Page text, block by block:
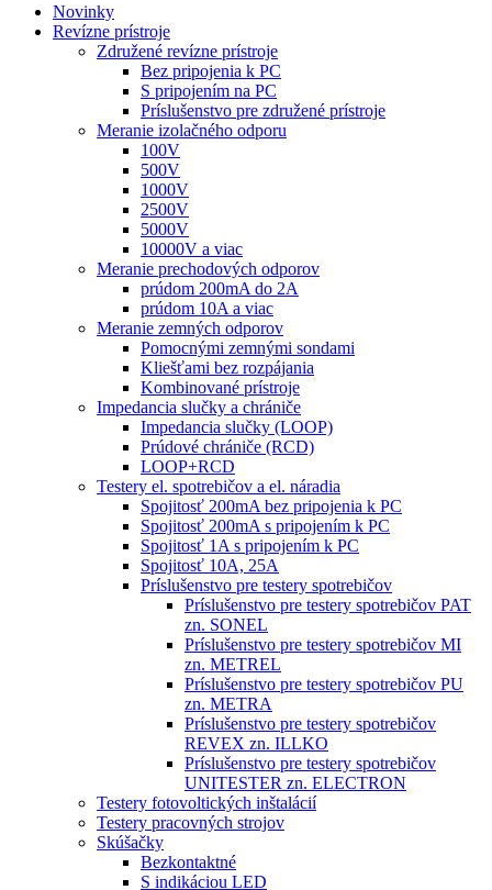
Novinky
Revízne prístroje
Združené revízne prístroje
Bez pripojenia k PC
S pripojením na PC
Príslušenstvo pre združené prístroje
Meranie izolačného odporu
100V
500V
1000V
2500V
5000V
10000V a viac
Meranie prechodových odporov
prúdom 200mA do 2A
prúdom 10A a viac
Meranie zemných odporov
Pomocnými zemnými sondami
Kliešťami bez rozpájania
Kombinované prístroje
Impedancia slučky a chrániče
Impedancia slučky (LOOP)
Prúdové chrániče (RCD)
LOOP+RCD
Testery el. spotrebičov a el. náradia
Spojitosť 200mA bez pripojenia k PC
Spojitosť 200mA s pripojením k PC
Spojitosť 1A s pripojením k PC
Spojitosť 10A, 25A
Príslušenstvo pre testery spotrebičov
Príslušenstvo pre testery spotrebičov PAT
zn. SONEL
Príslušenstvo pre testery spotrebičov MI
zn. METREL
Príslušenstvo pre testery spotrebičov PU
zn. METRA
Príslušenstvo pre testery spotrebičov
REVEX zn. ILLKO
Príslušenstvo pre testery spotrebičov
UNITESTER zn. ELECTRON
Testery fotovoltických inštalácií
Testery pracovných strojov
Skúšačky
Bezkontaktné
S indikáciou LED